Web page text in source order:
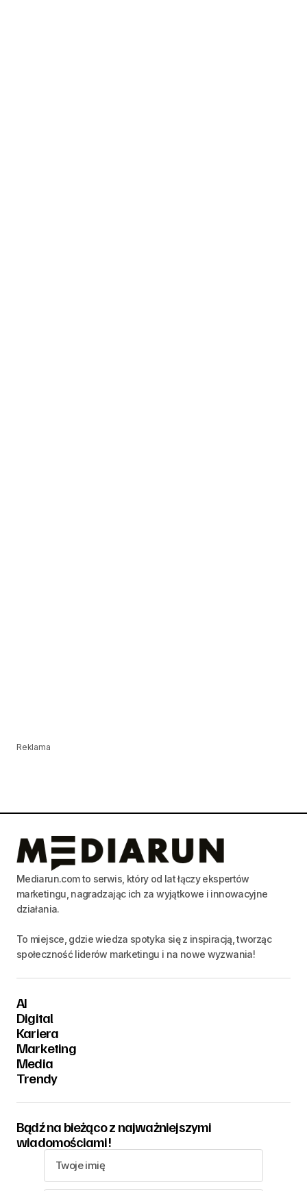
Reklama
Mediarun.com to serwis, który od lat łączy ekspertów
marketingu, nagradzając ich za wyjątkowe i innowacyjne
działania.
To miejsce, gdzie wiedza spotyka się z inspiracją, tworząc
społeczność liderów marketingu i na nowe wyzwania!
AI
Digital
Kariera
Marketing
Media
Trendy
Bądź na bieżąco z najważniejszymi
wiadomościami!